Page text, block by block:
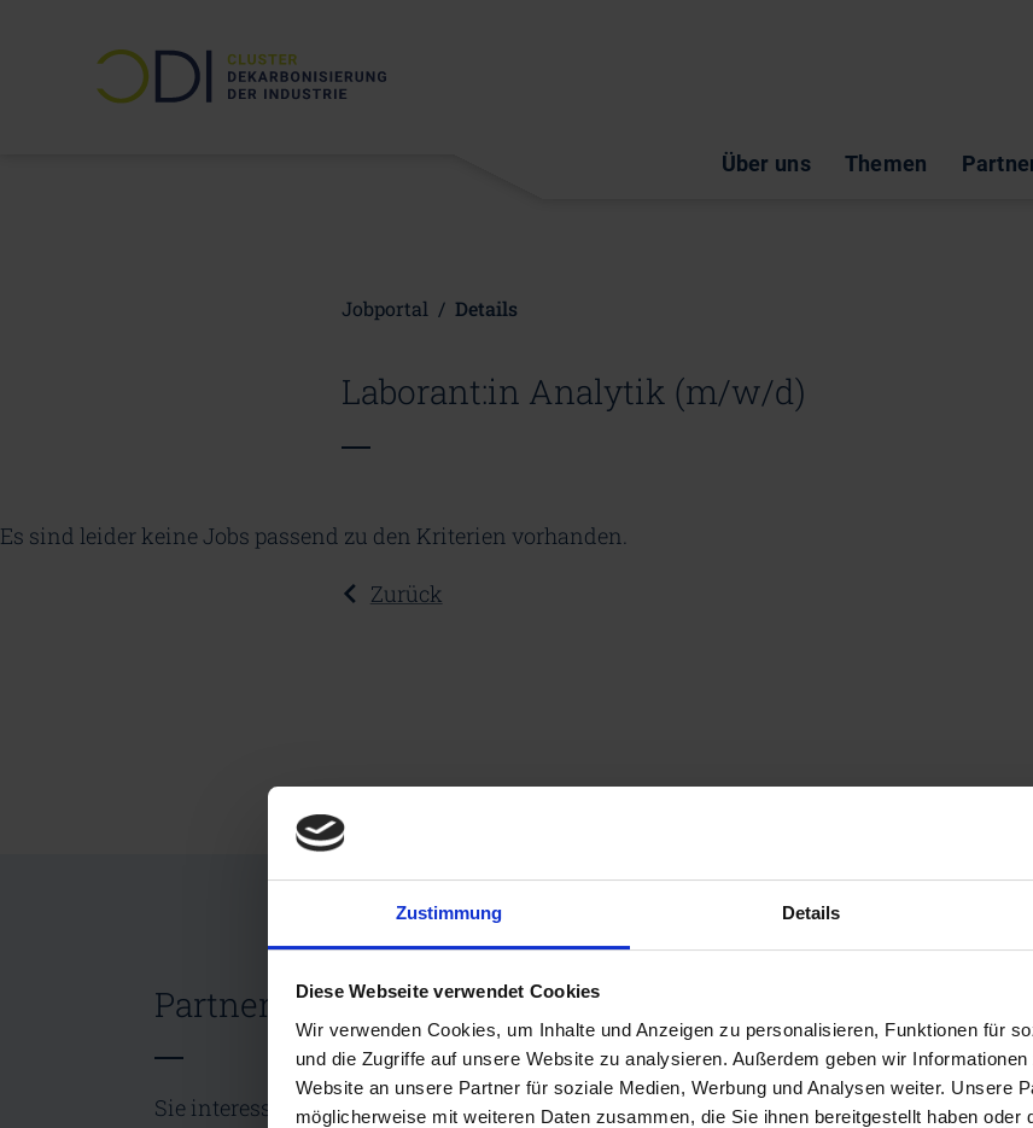
Zustimmung Details
Diese Webseite verwendet Cookies
Wir verwenden Cookies, um Inhalte und Anzeigen zu personalisieren, Funktionen für
und die Zugriffe auf unsere Website zu analysieren. Außerdem geben wir
Website an unsere Partner für soziale Medien, Werbung und Analysen weiter. Unsere
möglicherweise mit weiteren Daten zusammen, die Sie ihnen bereitgestellt haben oder
Navigation überspringen
Über uns Themen
Jobportal / Details
Laborant:in Analytik (m/w/d)
Es sind leider keine Jobs passend zu den Kriterien vorhanden.
Zurück
Partner werden
Sie interessieren sich für unsere Angebote und eine kostenfreie